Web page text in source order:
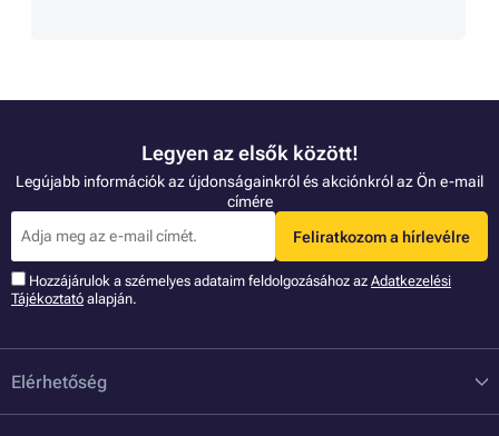
Legyen az elsők között!
Legújabb információk az újdonságainkról és akciónkról az Ön e-mail
címére
Feliratkozom a hírlevélre
Hozzájárulok a szémelyes adataim feldolgozásához az Adatkezelési
Tájékoztató alapján.
Elérhetőség